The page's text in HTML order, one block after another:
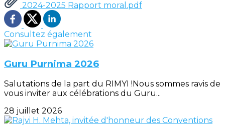
2024-2025 Rapport moral.pdf
Consultez également
Guru Purnima 2026
Salutations de la part du RIMYI !Nous sommes ravis de
vous inviter aux célébrations du Guru...
28 juillet 2026